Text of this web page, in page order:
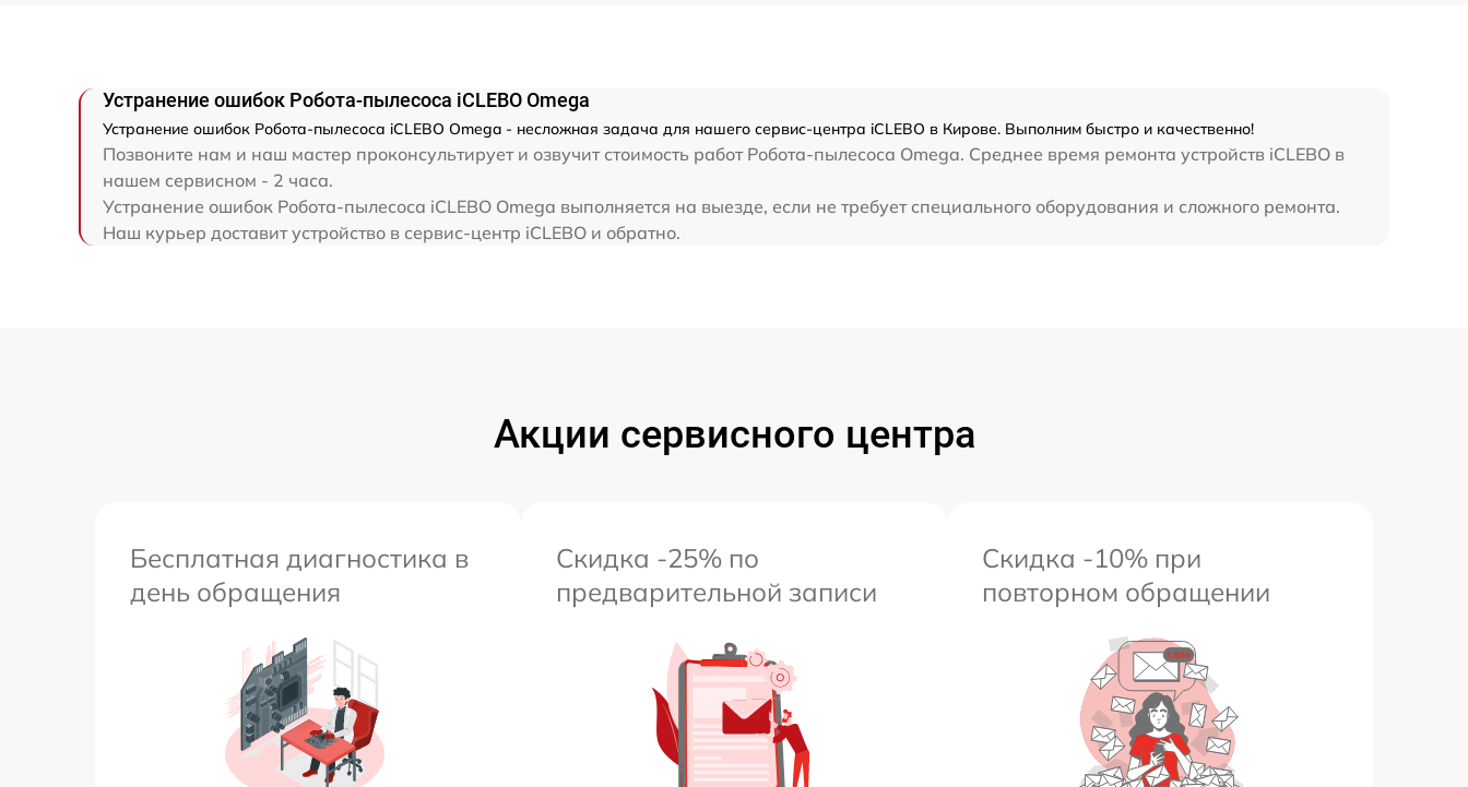
Устранение ошибок Робота-пылесоса iCLEBO Omega
Устранение ошибок Робота-пылесоса iCLEBO Omega - несложная задача для нашего сервис-центра iCLEBO в Кирове. Выполним быстро и качественно!
Позвоните нам и наш мастер проконсультирует и озвучит стоимость работ Робота-пылесоса Omega. Среднее время ремонта устройств iCLEBO в
нашем сервисном - 2 часа.
Устранение ошибок Робота-пылесоса iCLEBO Omega выполняется на выезде, если не требует специального оборудования и сложного ремонта.
Наш курьер доставит устройство в сервис-центр iCLEBO и обратно.
Акции сервисного центра
Бесплатная диагностика в
день обращения
Скидка -25% по
предварительной записи
Скидка -10% при
повторном обращении